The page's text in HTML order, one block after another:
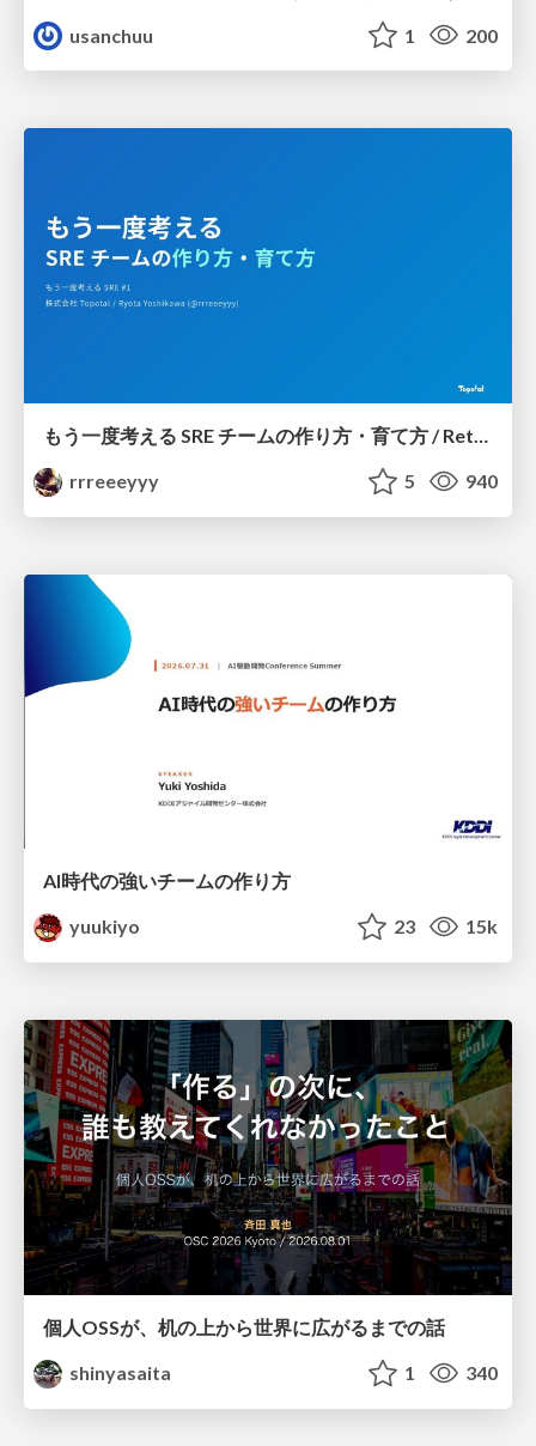
usanchuu
1 200
もう一度考える SRE チームの作り方・育て方 / Rethinking SRE #1: Building and Growing SRE Teams
rrreeeyyy
5 940
AI時代の強いチームの作り方
yuukiyo
23 15k
個人OSSが、机の上から世界に広がるまでの話
shinyasaita
1 340